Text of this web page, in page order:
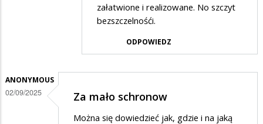
załatwione i realizowane. No szczyt
bezszczelnośći.
ODPOWIEDZ
ANONYMOUS
02/09/2025 Za mało schronow
Można się dowiedzieć jak, gdzie i na jaką